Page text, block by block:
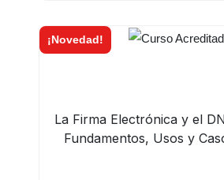
¡Novedad!
La Firma Electrónica y el
Fundamentos, Usos y